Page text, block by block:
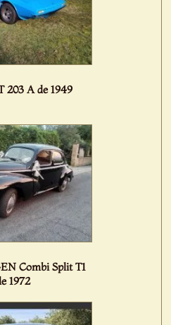
203 A de 1949
Combi Split T1
1972